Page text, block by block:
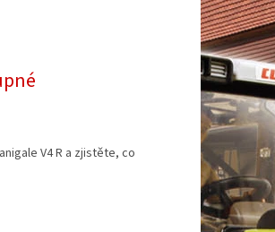
V4 R a zjistěte, co